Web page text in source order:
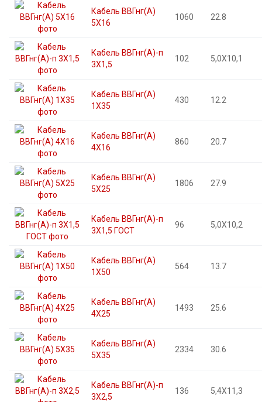
Кабель ВВГнг(А)
5X16
1060 22.8
Кабель ВВГнг(А)-п
3X1,5
102 5,0X10,1
Кабель ВВГнг(А)
1X35
430 12.2
Кабель ВВГнг(А)
4X16
860 20.7
Кабель ВВГнг(А)
5X25
1806 27.9
Кабель ВВГнг(А)-п
3X1,5 ГОСТ
96 5,0X10,2
Кабель ВВГнг(А)
1X50
564 13.7
Кабель ВВГнг(А)
4X25
1493 25.6
Кабель ВВГнг(А)
5X35
2334 30.6
Кабель ВВГнг(А)-п
3X2,5
136 5,4X11,3